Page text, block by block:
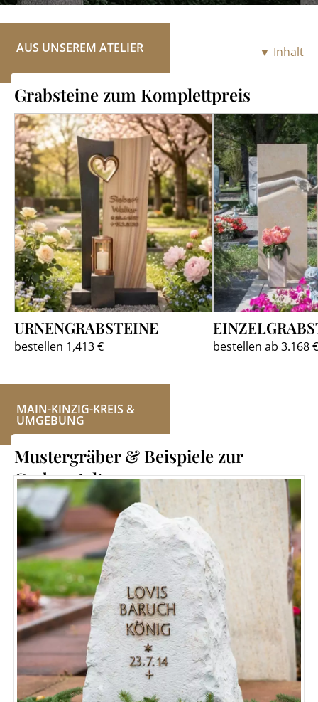
RATGEBER
REFERENZEN
AUS UNSEREM ATELIER
Grabsteine zum Komplettpreis
▼ Inhalt
URNENGRABSTEINE
bestellen 1,413 € bestellen ab 3.168 €
MAIN-KINZIG-KREIS &
UMGEBUNG
Mustergräber & Beispiele zur
Grabgestaltung